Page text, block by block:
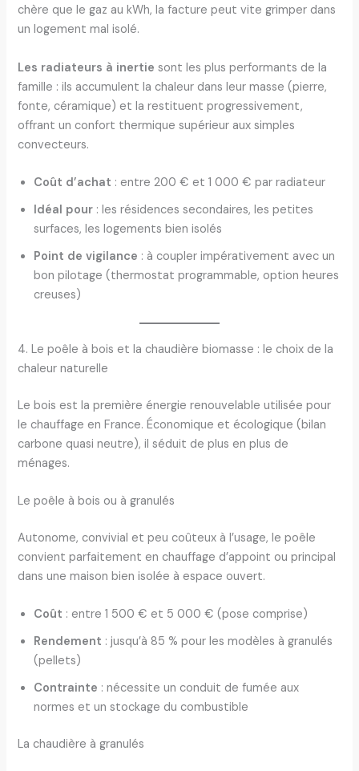
chère que le gaz au kWh, la facture peut vite grimper dans
un logement mal isolé.
Les radiateurs à inertie sont les plus performants de la
famille : ils accumulent la chaleur dans leur masse (pierre,
fonte, céramique) et la restituent progressivement,
offrant un confort thermique supérieur aux simples
convecteurs.
Coût d’achat : entre 200 € et 1 000 € par radiateur
Idéal pour : les résidences secondaires, les petites
surfaces, les logements bien isolés
Point de vigilance : à coupler impérativement avec un
bon pilotage (thermostat programmable, option heures
creuses)
4. Le poêle à bois et la chaudière biomasse : le choix de la
chaleur naturelle
Le bois est la première énergie renouvelable utilisée pour
le chauffage en France. Économique et écologique (bilan
carbone quasi neutre), il séduit de plus en plus de
ménages.
Le poêle à bois ou à granulés
Autonome, convivial et peu coûteux à l’usage, le poêle
convient parfaitement en chauffage d’appoint ou principal
dans une maison bien isolée à espace ouvert.
Coût : entre 1 500 € et 5 000 € (pose comprise)
Rendement : jusqu’à 85 % pour les modèles à granulés
(pellets)
Contrainte : nécessite un conduit de fumée aux
normes et un stockage du combustible
La chaudière à granulés